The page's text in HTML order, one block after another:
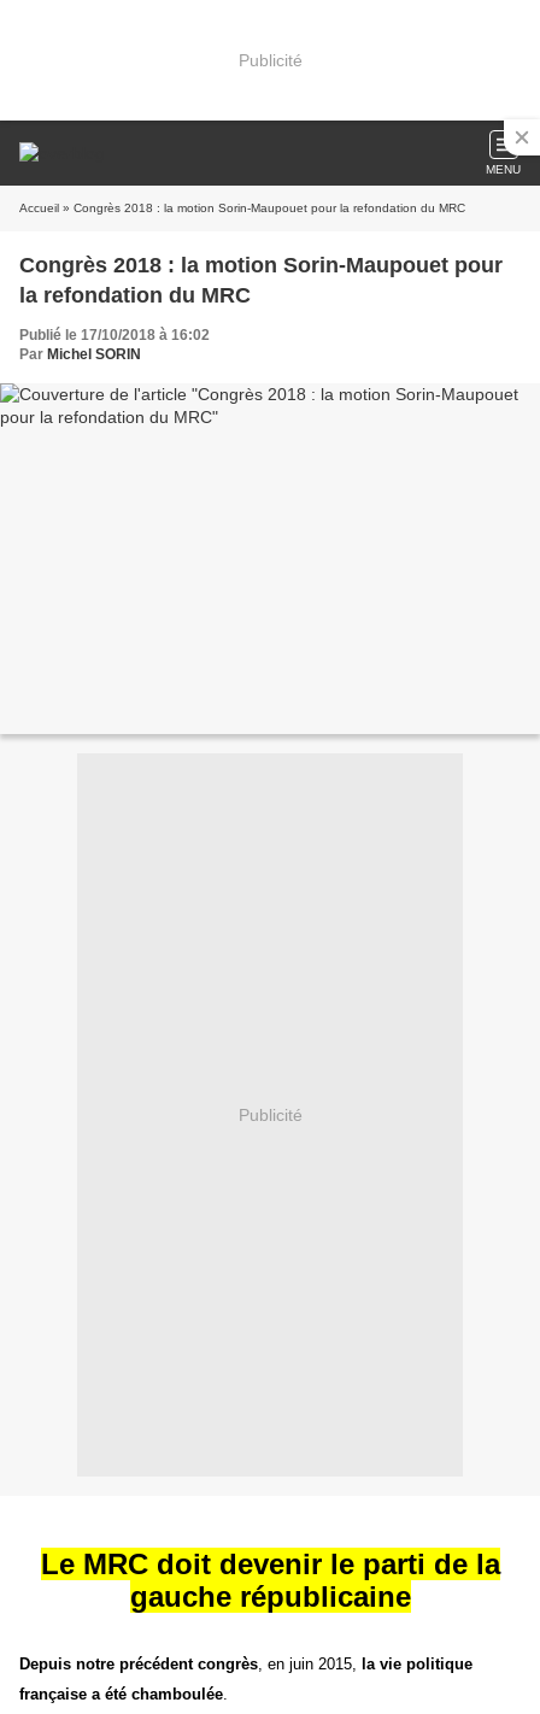
Publicité
MENU
Accueil » Congrès 2018 : la motion Sorin-Maupouet pour la refondation du MRC
Congrès 2018 : la motion Sorin-Maupouet pour
la refondation du MRC
Publié le 17/10/2018 à 16:02
Par Michel SORIN
Publicité
Le MRC doit devenir le parti de la
gauche républicaine
Depuis notre précédent congrès, en juin 2015, la vie politique
française a été chamboulée.